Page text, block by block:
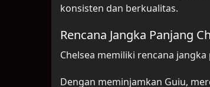
konsisten dan berkualitas.
Rencana Jangka Panjang
Chelsea memiliki rencana
Dengan meminjamkan Guiu,